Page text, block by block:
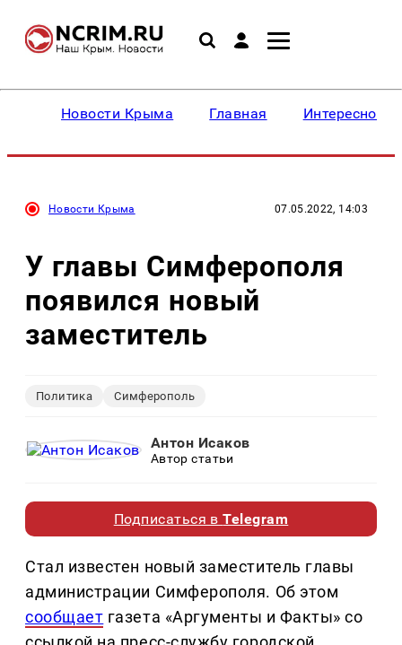
Новости Крыма Главная Интересное
Новости Крыма 07.05.2022, 14:03
У главы Симферополя
появился новый
заместитель
Политика Симферополь
Антон Исаков
Автор статьи
Подписаться вTelegram
Стал известен новый заместитель главы
администрации Симферополя. Об этом
сообщает газета «Аргументы и Факты» со